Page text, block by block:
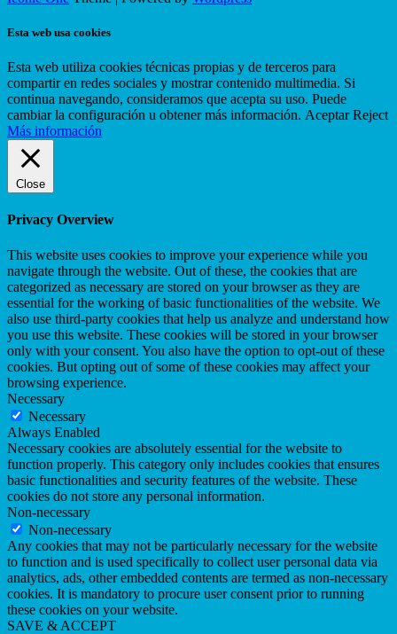
Esta web usa cookies
Esta web utiliza cookies técnicas propias y de terceros para
compartir en redes sociales y mostrar contenido multimedia. Si
continua navegando, consideramos que acepta su uso. Puede
cambiar la configuración u obtener más información. Aceptar Reject
Más información
Close
Privacy Overview
This website uses cookies to improve your experience while you
navigate through the website. Out of these, the cookies that are
categorized as necessary are stored on your browser as they are
essential for the working of basic functionalities of the website. We
also use third-party cookies that help us analyze and understand how
you use this website. These cookies will be stored in your browser
only with your consent. You also have the option to opt-out of these
cookies. But opting out of some of these cookies may affect your
browsing experience.
Necessary
Necessary
Always Enabled
Necessary cookies are absolutely essential for the website to
function properly. This category only includes cookies that ensures
basic functionalities and security features of the website. These
cookies do not store any personal information.
Non-necessary
Non-necessary
Any cookies that may not be particularly necessary for the website
to function and is used specifically to collect user personal data via
analytics, ads, other embedded contents are termed as non-necessary
cookies. It is mandatory to procure user consent prior to running
these cookies on your website.
SAVE & ACCEPT